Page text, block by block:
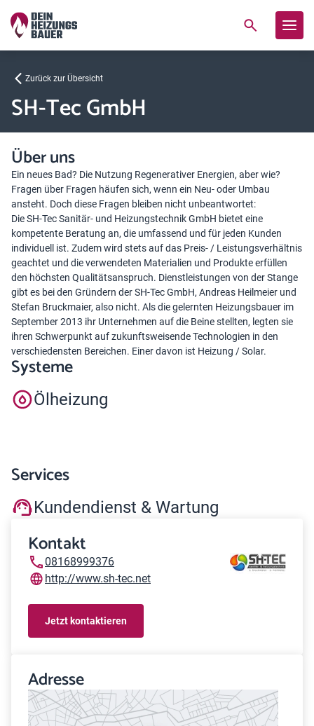
Zurück zur Übersicht
SH-Tec GmbH
Über uns
Ein neues Bad? Die Nutzung Regenerativer Energien, aber wie?
Fragen über Fragen häufen sich, wenn ein Neu- oder Umbau
ansteht. Doch diese Fragen bleiben nicht unbeantwortet:
Die SH-Tec Sanitär- und Heizungstechnik GmbH bietet eine
kompetente Beratung an, die umfassend und für jeden Kunden
individuell ist. Zudem wird stets auf das Preis- / Leistungsverhältnis
geachtet und die verwendeten Materialien und Produkte erfüllen
den höchsten Qualitätsanspruch. Dienstleistungen von der Stange
gibt es bei den Gründern der SH-Tec GmbH, Andreas Heilmeier und
Stefan Bruckmaier, also nicht. Als die gelernten Heizungsbauer im
September 2013 ihr Unternehmen auf die Beine stellten, legten sie
ihren Schwerpunkt auf zukunftsweisende Technologien in den
verschiedensten Bereichen. Einer davon ist Heizung / Solar.
Systeme
Ölheizung
Services
Kundendienst & Wartung
Kontakt
08168999376
http://www.sh-tec.net
Jetzt kontaktieren
Adresse